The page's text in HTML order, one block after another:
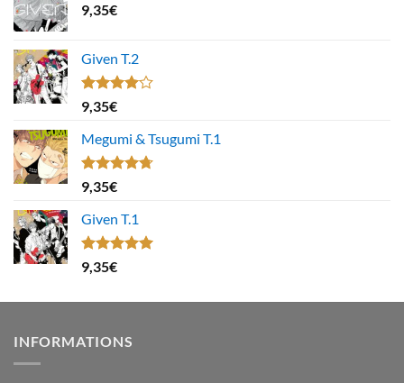
9,35€
Given T.2
Note
4.00
5
9,35€
Megumi & Tsugumi T.1
Note4.67
sur 5
9,35€
Given T.1
Note5.00
sur 5
9,35€
INFORMATIONS